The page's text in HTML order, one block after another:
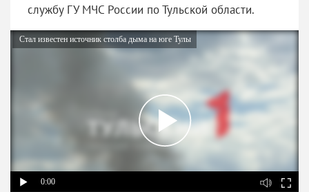
службу ГУ МЧС России по Тульской области.
Стал известен источник столба дыма на юге Тулы
0:00